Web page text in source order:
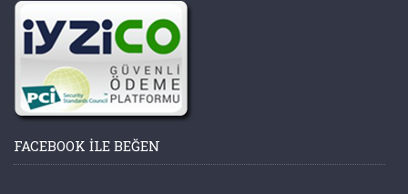
FACEBOOK ILE BEĞEN